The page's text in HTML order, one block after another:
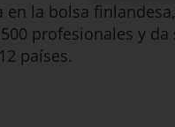
en la bolsa
profesionales y da
países.